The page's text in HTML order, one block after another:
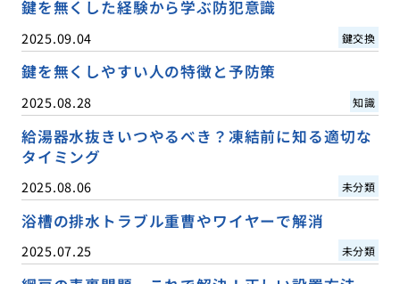
鍵を無くした経験から学ぶ防犯意識
2025.09.04 鍵交換
鍵を無くしやすい人の特徴と予防策
2025.08.28 知識
給湯器水抜きいつやるべき？凍結前に知る適切な
タイミング
2025.08.06 未分類
浴槽の排水トラブル重曹やワイヤーで解消
2025.07.25 未分類